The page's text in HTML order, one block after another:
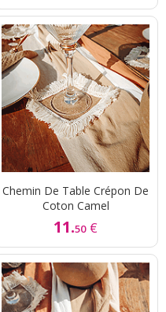
Chemin De Table Crépon De
Coton Camel
11.50 €